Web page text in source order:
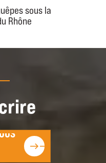
sous la
Rhône
easteast